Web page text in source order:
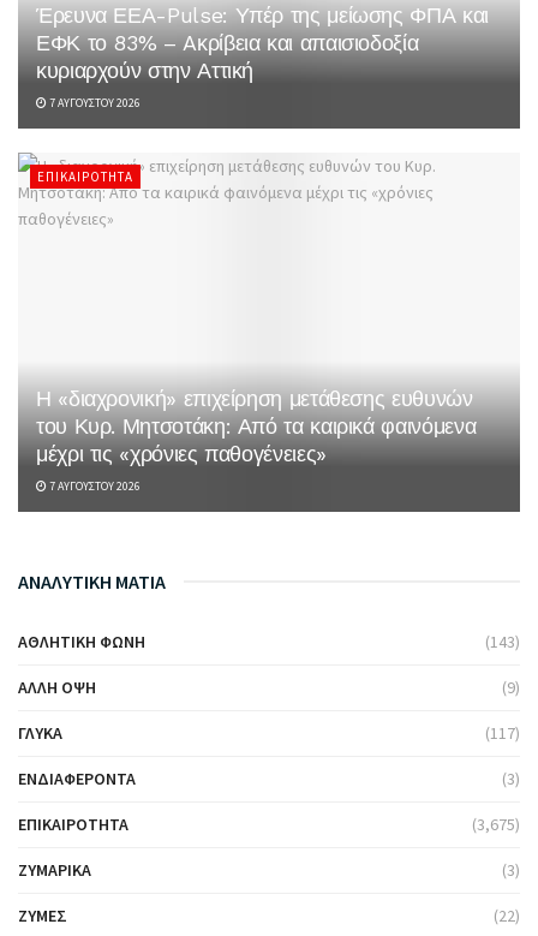
Έρευνα ΕΕΑ-Pulse: Υπέρ της μείωσης ΦΠΑ και
ΕΦΚ το 83% – Aκρίβεια και απαισιοδοξία
κυριαρχούν στην Αττική
7 ΑΥΓΟΎΣΤΟΥ 2026
ΕΠΙΚΑΙΡΌΤΗΤΑ
Η «διαχρονική» επιχείρηση μετάθεσης ευθυνών
του Κυρ. Μητσοτάκη: Από τα καιρικά φαινόμενα
μέχρι τις «χρόνιες παθογένειες»
7 ΑΥΓΟΎΣΤΟΥ 2026
ΑΝΑΛΥΤΙΚΗ ΜΑΤΙΑ
ΑΘΛΗΤΙΚΉ ΦΩΝΉ (143)
ΆΛΛΗ ΌΨΗ (9)
ΓΛΥΚΆ (117)
ΕΝΔΙΑΦΈΡΟΝΤΑ (3)
ΕΠΙΚΑΙΡΌΤΗΤΑ (3,675)
ΖΥΜΑΡΙΚΆ (3)
ΖΎΜΕΣ (22)